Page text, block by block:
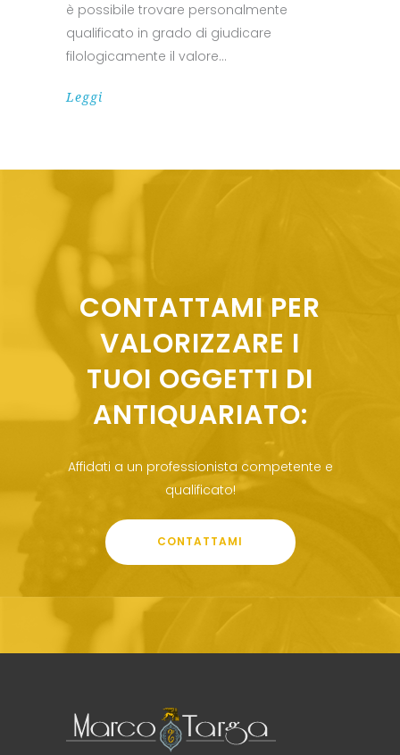
è possibile trovare personalmente
qualificato in grado di giudicare
filologicamente il valore
Leggi
CONTATTAMI PER
VALORIZZARE I
TUOI OGGETTI DI
ANTIQUARIATO:
Affidati a un professionista competente e
qualificato!
CONTATTAMI